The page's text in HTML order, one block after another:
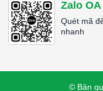
Zalo OA
Quét mã
nhanh
© Bản